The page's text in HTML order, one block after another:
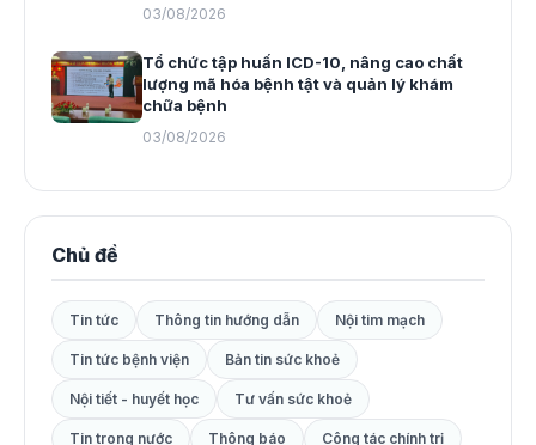
03/08/2026
Tổ chức tập huấn ICD-10, nâng cao chất
lượng mã hóa bệnh tật và quản lý khám
chữa bệnh
03/08/2026
Chủ đề
Tin tức Thông tin hướng dẫn Nội tim mạch
Tin tức bệnh viện Bản tin sức khoẻ
Nội tiết - huyết học Tư vấn sức khoẻ
Tin trong nước Thông báo Công tác chính trị